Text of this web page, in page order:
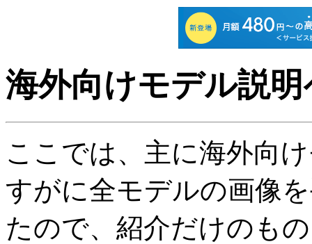
海外向けモデル説
ここでは、主に海外向
すがに全モデルの画像
たので、紹介だけのも